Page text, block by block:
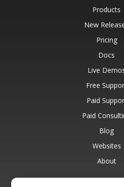
Products
New
Pricing
Docs
Live
Free
Paid
Paid
Blog
Websites
About